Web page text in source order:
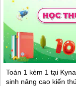
Toán 1 kèm 1 tại
sinh nâng cao kiến